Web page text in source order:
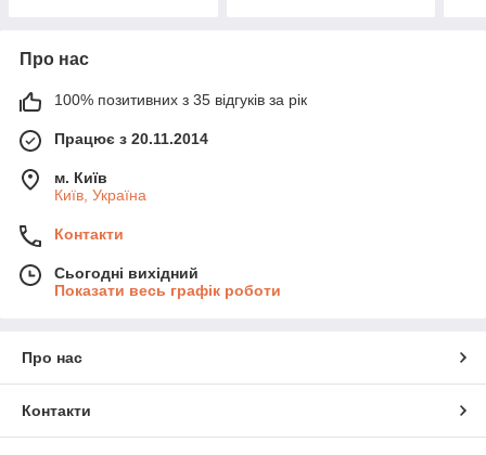
Про нас
100% позитивних з 35 відгуків за рік
Працює з 20.11.2014
м. Київ
Київ, Україна
Контакти
Сьогодні вихідний
Показати весь графік роботи
Про нас
Контакти